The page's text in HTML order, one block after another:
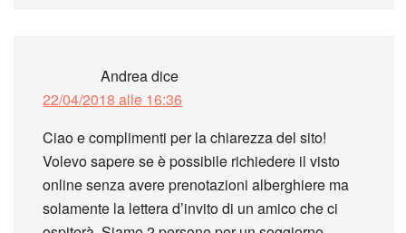
Andreadice
22/04/2018 alle 16:36
Ciao e complimenti per la chiarezza del sito!
Volevo sapere se è possibile richiedere il visto
online senza avere prenotazioni alberghiere ma
solamente la lettera d’invito di un amico che ci